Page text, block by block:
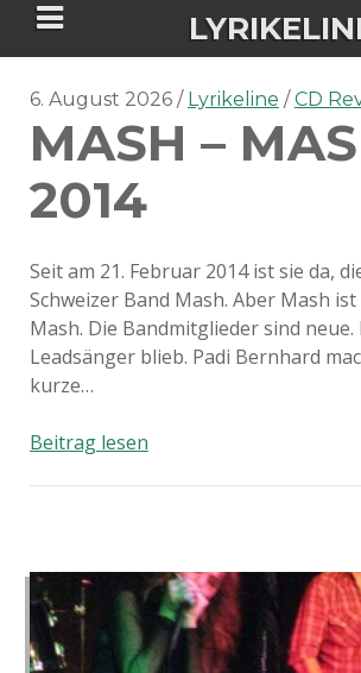
Tania Morgan's Blog über alles,
sie im Leben bewegt.
ÜBER DIE AUTORIN
IGASHO UND CHIMALIS
NIEMALS FÜR IMMER
6. August 2026 Lyrikeline CD
MASH –
2014
Seit am 21. Februar 2014 ist sie da,
Schweizer Band Mash. Aber Mash
Mash. Die Bandmitglieder sind
Leadsänger blieb. Padi Bernhard
kurze…
Beitrag lesenMash